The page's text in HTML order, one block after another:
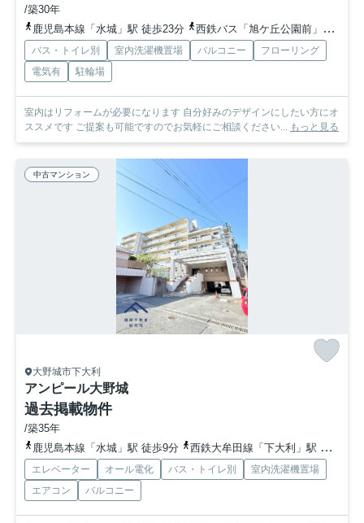
/築30年
鹿児島本線「水城」駅 徒歩23分
西鉄バス「旭ケ丘公園前」バス停下車 徒歩3分
バス・トイレ別 室内洗濯機置場 バルコニー
フローリング
電気有
駐輪場
室内はリフォームが必要になります 自分好みのデザインにしたい方にオ
ススメです ご提案も可能ですのでお気軽にご相談ください... もっと見る
中古マンション
大野城市下大利
アンピール大野城
過去掲載物件
/築35年
鹿児島本線「水城」駅 徒歩9分
西鉄大牟田線「下大利」駅 徒歩15分
エレベーター オール電化 バス・トイレ別
室内洗濯機置場
エアコン
バルコニー